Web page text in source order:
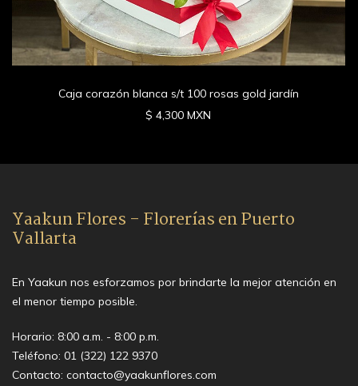
Caja corazón blanca s/t 100 rosas gold jardín
$ 4,300 MXN
Yaakun Flores - Florerías en Puerto
Vallarta
En Yaakun nos esforzamos por brindarte la mejor atención en
el menor tiempo posible.
Horario: 8:00 a.m. - 8:00 p.m.
Teléfono: 01 (322) 122 9370
Contacto: contacto@yaakunflores.com